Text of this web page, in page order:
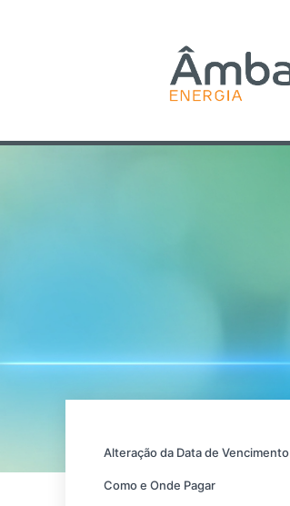
Alteração da Data de Vencimento
Como e Onde Pagar